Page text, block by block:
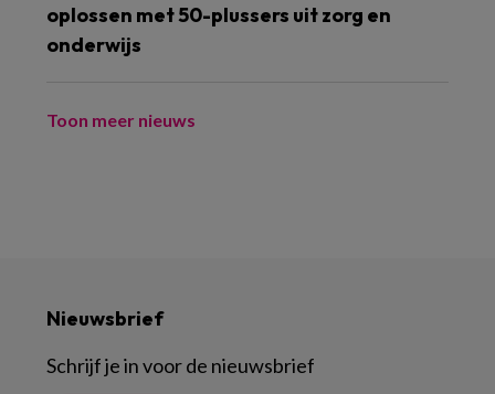
oplossen met 50-plussers uit zorg en
onderwijs
Toon meer nieuws
Nieuwsbrief
Schrijf je in voor de nieuwsbrief